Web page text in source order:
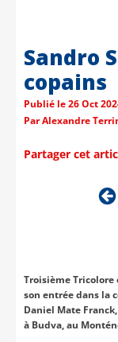
Sandro
copains
Publié le26 Oct
ParAlexandre
Partager cet
Troisième Tricolore
son entrée dans la
Daniel Mate
à Budva, au